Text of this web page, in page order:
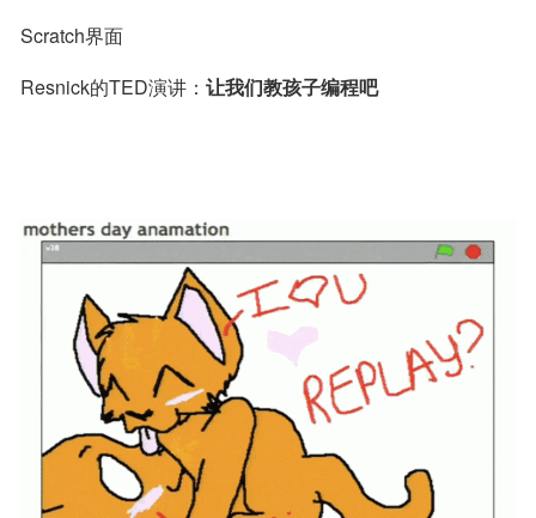
Scratch界面
Resnick的TED演讲： 让我们教孩子编程吧